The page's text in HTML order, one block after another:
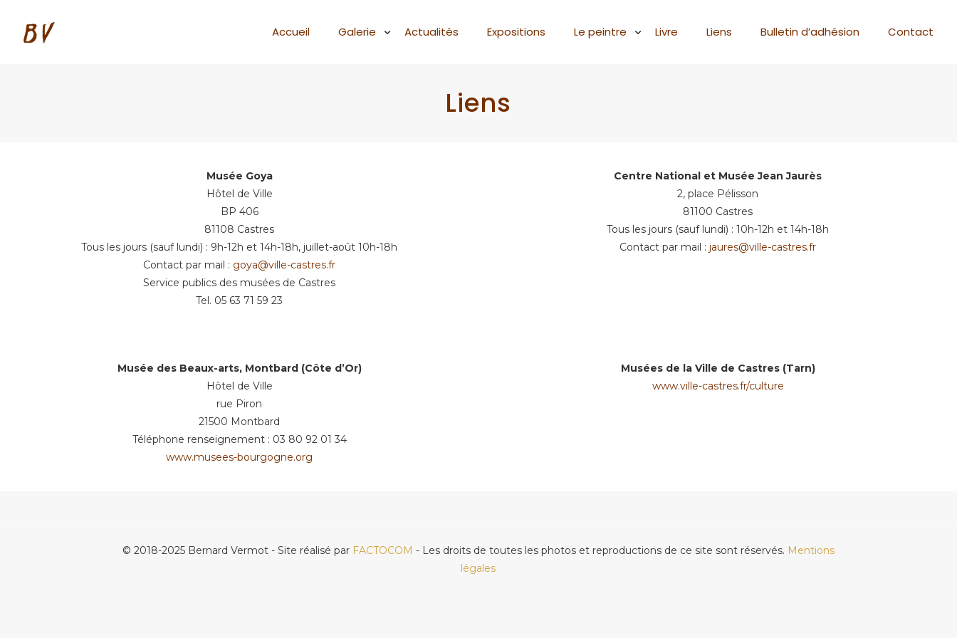
Accueil Galerie Actualités Expositions Le peintre Livre Liens Bulletin d’adhésion Contact
Liens
Musée Goya
Hôtel de Ville
BP 406
81108 Castres
Tous les jours (sauf lundi) : 9h-12h et 14h-18h, juillet-août 10h-18h
Contact par mail : goya@ville-castres.fr
Service publics des musées de Castres
Tel. 05 63 71 59 23
Centre National et Musée Jean Jaurès
2, place Pélisson
81100 Castres
Tous les jours (sauf lundi) : 10h-12h et 14h-18h
Contact par mail : jaures@ville-castres.fr
Musée des Beaux-arts, Montbard (Côte d’Or)
Hôtel de Ville
rue Piron
21500 Montbard
Téléphone renseignement : 03 80 92 01 34
www.musees-bourgogne.org
Musées de la Ville de Castres (Tarn)
www.ville-castres.fr/culture
© 2018-2025 Bernard Vermot - Site réalisé par FACTOCOM - Les droits de toutes les photos et reproductions de ce site sont réservés. Mentions
légales